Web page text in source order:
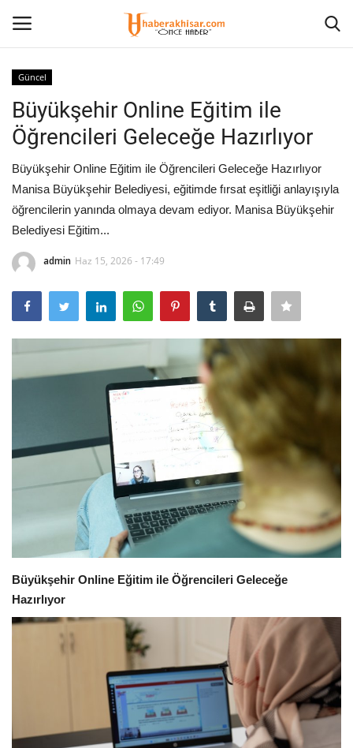
Anasayfa
Eğitim
Magazin
Spor
İletişim
Siyaset
Sağlık
Güncel
Ekonomi
Galeri
Güncel
Büyükşehir Online Eğitim ile
Öğrencileri Geleceğe Hazırlıyor
Büyükşehir Online Eğitim ile Öğrencileri Geleceğe Hazırlıyor
Manisa Büyükşehir Belediyesi, eğitimde fırsat eşitliği anlayışıyla
öğrencilerin yanında olmaya devam ediyor. Manisa Büyükşehir
Belediyesi Eğitim...
admin Haz 15, 2026 - 17:49
Büyükşehir Online Eğitim ile Öğrencileri Geleceğe
Hazırlıyor